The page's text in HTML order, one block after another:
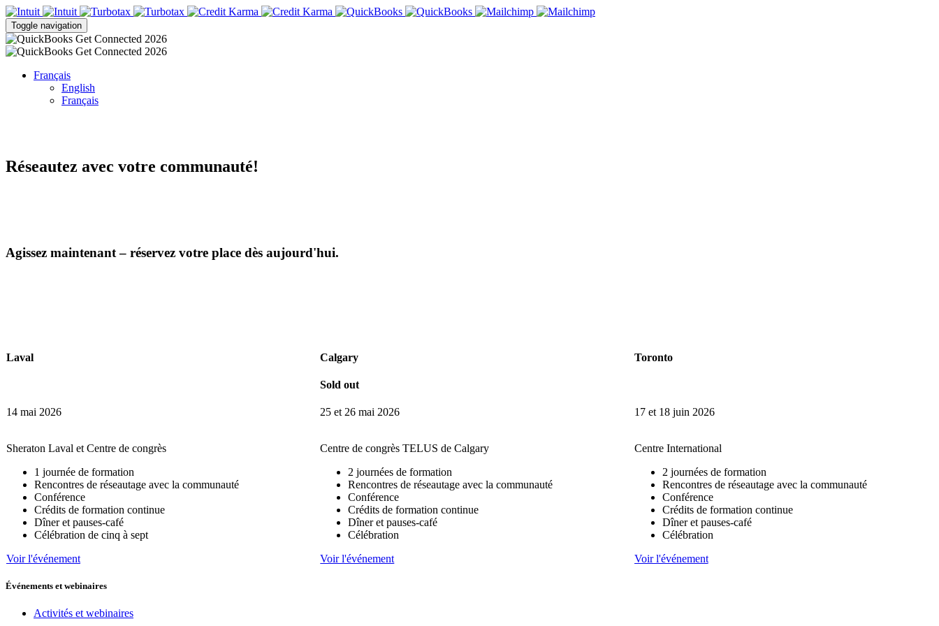
Toggle navigation
Français
English
Français
Réseautez avec votre communauté!
Agissez maintenant – réservez votre place dès aujourd'hui.
Laval
14 mai 2026
Sheraton Laval et Centre de congrès
1 journée de formation
Rencontres de réseautage avec la communauté
Conférence
Crédits de formation continue
Dîner et pauses-café
Célébration de cinq à sept
Voir l'événement
Calgary
Sold out
25 et 26 mai 2026
Centre de congrès TELUS de Calgary
2 journées de formation
Rencontres de réseautage avec la communauté
Conférence
Crédits de formation continue
Dîner et pauses-café
Célébration
Voir l'événement
Toronto
17 et 18 juin 2026
Centre International
2 journées de formation
Rencontres de réseautage avec la communauté
Conférence
Crédits de formation continue
Dîner et pauses-café
Célébration
Voir l'événement
Événements et webinaires
Activités et webinaires